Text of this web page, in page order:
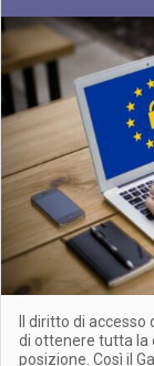
Il diritto di
di ottenere tutta la
posizione. Così il